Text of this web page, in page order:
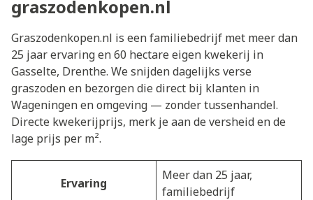
graszodenkopen.nl
Graszodenkopen.nl is een familiebedrijf met meer dan
25 jaar ervaring en 60 hectare eigen kwekerij in
Gasselte, Drenthe. We snijden dagelijks verse
graszoden en bezorgen die direct bij klanten in
Wageningen en omgeving — zonder tussenhandel.
Directe kwekerijprijs, merk je aan de versheid en de
lage prijs per m².
Ervaring
Meer dan 25 jaar,
familiebedrijf